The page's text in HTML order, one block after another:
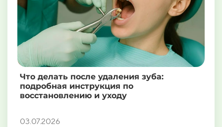
Что делать после удаления зуба:
подробная инструкция по
восстановлению и уходу
03.07.2026